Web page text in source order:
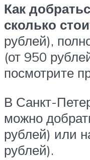
Как
сколько
рублей),
(от 950
посмотрите
В Санкт-
можно
рублей) или
рублей).